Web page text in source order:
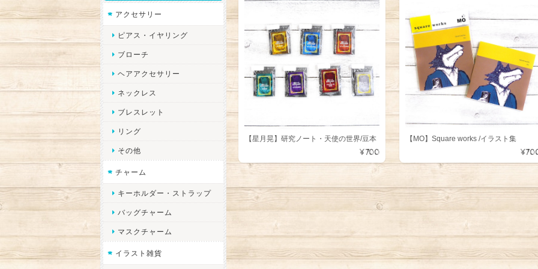
【星月晃】研究ノート・天使の世界/豆本
¥700
【MO】Square works /イラスト集
アクセサリー
ピアス・イヤリング
ブローチ
ヘアアクセサリー
ネックレス
ブレスレット
リング
その他
チャーム
キーホルダー・ストラップ
バッグチャーム
マスクチャーム
イラスト雑貨